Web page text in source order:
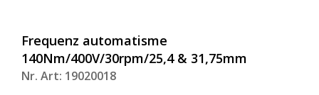
Frequenz automatisme
140Nm/400V/30rpm/25,4 & 31,75mm
Nr. Art: 19020018